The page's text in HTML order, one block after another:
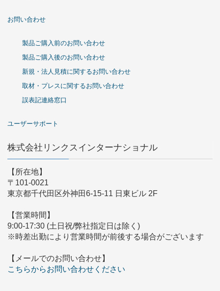
お問い合わせ
製品ご購入前のお問い合わせ
製品ご購入後のお問い合わせ
新規・法人見積に関するお問い合わせ
取材・プレスに関するお問い合わせ
誤表記連絡窓口
ユーザーサポート
株式会社リンクスインターナショナル
【所在地】
〒101-0021
東京都千代田区外神田6-15-11 日東ビル 2F
【営業時間】
9:00-17:30 (土日祝/弊社指定日は除く)
※時差出勤により営業時間が前後する場合がございます
【メールでのお問い合わせ】
こちらからお問い合わせください